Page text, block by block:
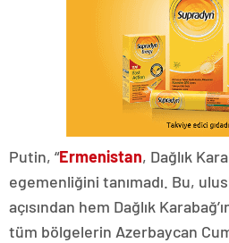
Putin, “Ermenistan, Dağlık
egemenliğini tanımadı. Bu,
açısından hem Dağlık
tüm bölgelerin Azerbaycan